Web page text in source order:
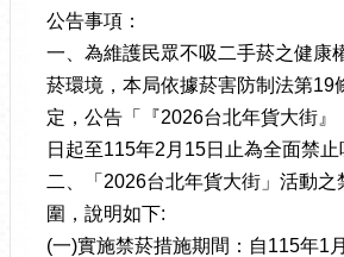
公告事項：
一、為維護民眾不吸二手菸之健康
菸環境，本局依據菸害防制法第19
定，公告「『2026台北年貨大街』
日起至115年2月15日止為全面禁止
二、「2026台北年貨大街」活動之
圍，說明如下:
(一)實施禁菸措施期間：自115年1